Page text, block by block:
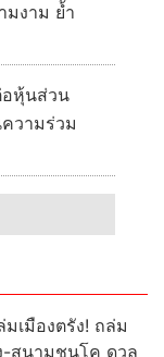
มงาม ย้ำ
อหุ้นส่วน
วามร่วม
เมืองตรัง! ถล่ม
สนามชนโค ดวล